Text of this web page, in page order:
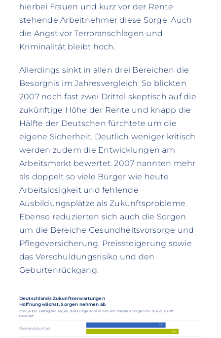
hierbei Frauen und kurz vor der Rente
stehende Arbeitnehmer diese Sorge. Auch
die Angst vor Terroranschlägen und
Kriminalität bleibt hoch.
Allerdings sinkt in allen drei Bereichen die
Besorgnis im Jahresvergleich: So blickten
2007 noch fast zwei Drittel skeptisch auf die
zukünftige Höhe der Rente und knapp die
Hälfte der Deutschen fürchtete um die
eigene Sicherheit. Deutlich weniger kritisch
werden zudem die Entwicklungen am
Arbeitsmarkt bewertet. 2007 nannten mehr
als doppelt so viele Bürger wie heute
Arbeitslosigkeit und fehlende
Ausbildungsplätze als Zukunftsprobleme.
Ebenso reduzierten sich auch die Sorgen
um die Bereiche Gesundheitsvorsorge und
Pflegeversicherung, Preissteigerung sowie
das Verschuldungsrisiko und den
Geburtenrückgang.
Deutschlands Zukunftserwartungen
Hoffnung wächst, Sorgen nehmen ab
Von je 100 Befragten sagen, dass Folgendes Ihnen am meisten Sorgen für die Zukunft
bereitet:
64
55
Rentensicherheit